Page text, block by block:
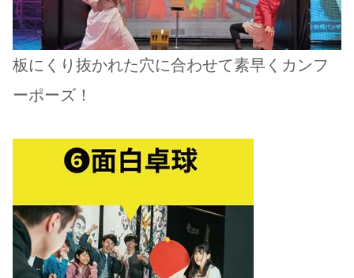
板にくり抜かれた穴に合わせて素早くカンフ
ーポーズ！